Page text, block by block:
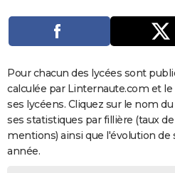
Dictionnaire
Biographies
Citations
Expressions
Proverbes
PROGRAMME TV
S'inscrire
Se connecter
Lycées
Collèges
Primaires
Universités
Entreprises
Service militaire
Avis de recherche
AVIS DE DÉCÈS
FORUM
Bricolage
Lifestyle
Culture
Sport
Auto
Television
Voyage
Cinema
Pour chacun des lycées sont
calculée par Linternaute.com et le
ses lycéens. Cliquez sur le nom
ses statistiques par fillière (taux
mentions) ainsi que l'évolution de
année.